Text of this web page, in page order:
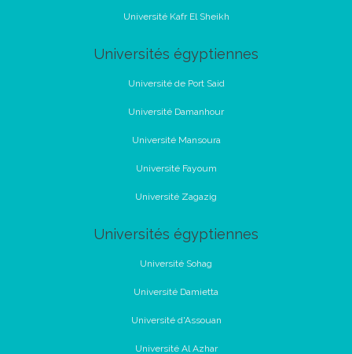
Université Kafr El Sheikh
Universités égyptiennes
Université de Port Said
Université Damanhour
Université Mansoura
Université Fayoum
Université Zagazig
Universités égyptiennes
Université Sohag
Université Damietta
Université d'Assouan
Université Al Azhar